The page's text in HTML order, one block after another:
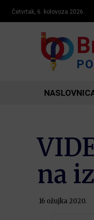
Četvrtak, 6. kolovoza 2026.
na
16 ožujka 2020.